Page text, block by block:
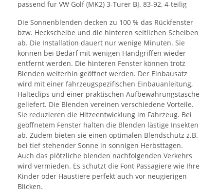
passend fur VW Golf (MK2) 3-Turer BJ. 83-92, 4-teilig
Die Sonnenblenden decken zu 100 % das Rückfenster
bzw. Heckscheibe und die hinteren seitlichen Scheiben
ab. Die Installation dauert nur wenige Minuten. Sie
können bei Bedarf mit wenigen Handgriffen wieder
entfernt werden. Die hinteren Fenster können trotz
Blenden weiterhin geöffnet werden. Der Einbausatz
wird mit einer fahrzeugspezifischen Einbauanleitung,
Halteclips und einer praktischen Aufbewahrungstasche
geliefert. Die Blenden vereinen verschiedene Vorteile.
Sie reduzieren die Hitzeentwicklung im Fahrzeug. Bei
geöffnetem Fenster halten die Blenden lästige Insekten
ab. Zudem bieten sie einen optimalen Blendschutz z.B.
bei tief stehender Sonne in sonnigen Herbsttagen.
Auch das plötzliche blenden nachfolgenden Verkehrs
wird vermieden. Es schützt die Font Passagiere wie Ihre
Kinder oder Haustiere perfekt auch vor neugierigen
Blicken.